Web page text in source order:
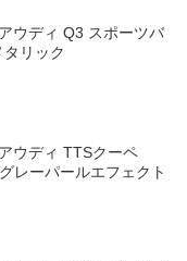
ウディ Q3 スポーツバ
リック
ウディ TTSクーペ
レーパールエフェクト